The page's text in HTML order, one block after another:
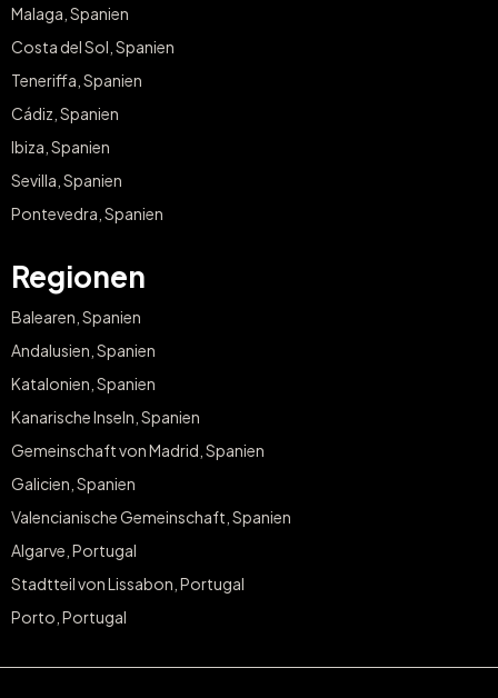
Malaga, Spanien
Costa del Sol, Spanien
Teneriffa, Spanien
Cádiz, Spanien
Ibiza, Spanien
Sevilla, Spanien
Pontevedra, Spanien
Regionen
Balearen, Spanien
Andalusien, Spanien
Katalonien, Spanien
Kanarische Inseln, Spanien
Gemeinschaft von Madrid, Spanien
Galicien, Spanien
Valencianische Gemeinschaft, Spanien
Algarve, Portugal
Stadtteil von Lissabon, Portugal
Porto, Portugal